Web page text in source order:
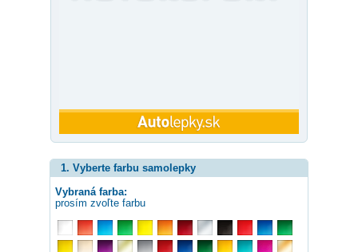
1. Vyberte farbu samolepky
Vybraná farba:
prosím zvoľte farbu